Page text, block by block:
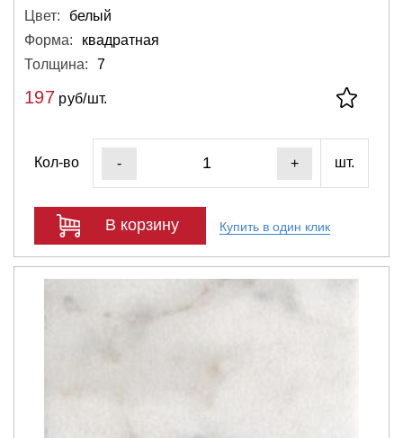
Цвет:
белый
Форма:
квадратная
Толщина:
7
197 руб/шт.
Кол-во - + шт.
В корзину Купить в один клик